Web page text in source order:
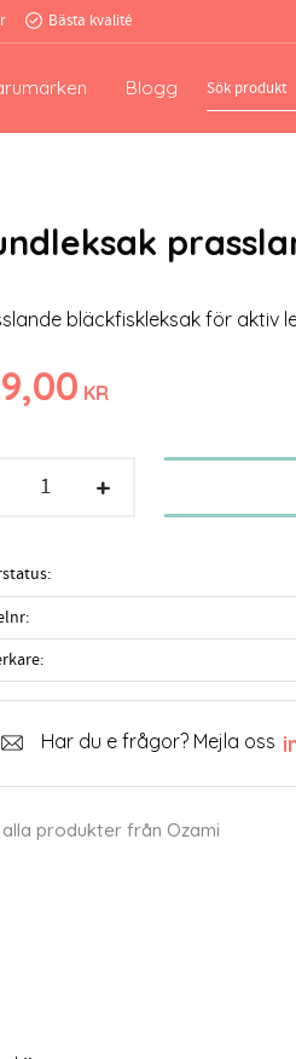
Bästa kvalité
Blogg
bläckfiskleksak för aktiv
KR
+
Har du e frågor? Mejla oss
alla produkter från Ozami